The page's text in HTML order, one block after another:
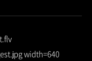
width=640